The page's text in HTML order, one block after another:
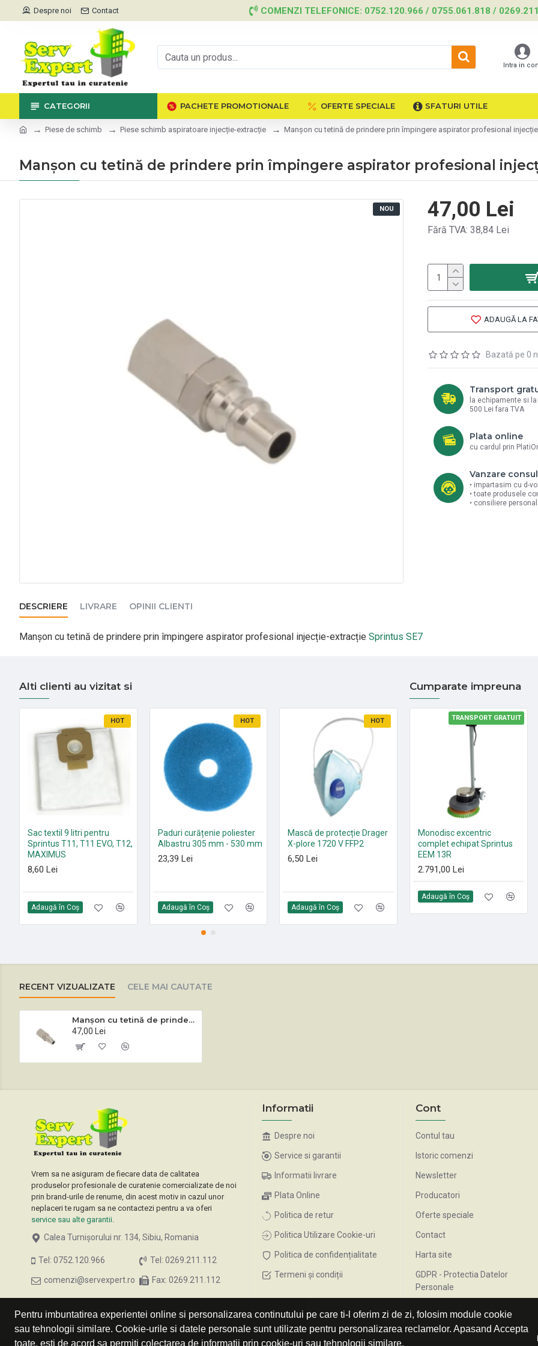
Pentru imbuntatirea experientei online si personalizarea continutului pe care ti-l oferim zi de zi, folosim module cookie
sau tehnologii similare. Cookie-urile si datele personale sunt utilizate pentru personalizarea reclamelor. Apasand Accepta
toate, esti de acord sa permiti colectarea de informatii prin cookie-uri sau tehnologii similare.
Despre noi Contact COMENZI TELEFONICE: 0752.120.966 / 0755.061.818 /
Intra in
CATEGORII PACHETE PROMOTIONALE OFERTE SPECIALE SFATURI UTILE
Piese de schimb Piese schimb aspiratoare injecție-extracție Manșon cu tetină de prindere prin împingere aspirator profesional
Manșon cu tetină de prindere prin împingere aspirator profesional
NOU
Bazată pe 0
47,00 Lei
Fără TVA: 38,84 Lei
ADAUGĂ LA
Transport
la echipamente si
500 Lei fara TVA
Plata online
cu cardul prin
Vanzare
• impartasim cu d-
• toate produsele
• consiliere
DESCRIERE LIVRARE OPINII CLIENTI
Manșon cu tetină de prindere prin împingere aspirator profesional injecție-extracție Sprintus SE7
Alti clienti au vizitat si
HOT
Sac textil 9 litri pentru
Sprintus T11, T11 EVO, T12,
MAXIMUS
8,60 Lei
Adaugă în Coş
HOT
Paduri curățenie poliester
Albastru 305 mm - 530 mm
23,39 Lei
Adaugă în Coş
HOT
Mască de protecție Drager
X-plore 1720 V FFP2
6,50 Lei
Adaugă în Coş
HOT
Paduri curățenie poliester
Roșu 305 mm - 530 mm
21,35 Lei
Cumparate impreuna
TRANSPORT GRATUIT
Monodisc excentric
complet echipat Sprintus
EEM 13R
2.791,00 Lei
Adaugă în Coş
RECENT VIZUALIZATE CELE MAI CAUTATE
Manșon cu tetină de prindere prin împingere aspirator profesional injecție-extracție Sprintus SE7
47,00 Lei
Vrem sa ne asiguram de fiecare data de calitatea
produselor profesionale de curatenie comercializate de noi
prin brand-urile de renume, din acest motiv in cazul unor
neplaceri te rugam sa ne contactezi pentru a va oferi
service sau alte garantii.
Calea Turnișorului nr. 134, Sibiu, Romania
Tel: 0752.120.966
comenzi@servexpert.ro
Tel: 0269.211.112
Fax: 0269.211.112
Informatii
Despre noi
Service si garantii
Informatii livrare
Plata Online
Politica de retur
Politica Utilizare Cookie-uri
Politica de confidențialitate
Termeni și condiții
Cont
Contul tau
Istoric comenzi
Newsletter
Producatori
Oferte speciale
Contact
Harta site
GDPR - Protectia Datelor
Personale